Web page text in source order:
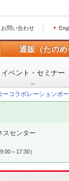
お問い合わせ
通販（たのめ
イベント・ セミナー
コラボレーションボー
スセンター
～17:30）